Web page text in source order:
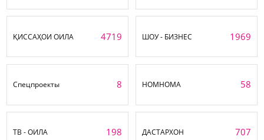
ҚИССАҲОИ ОИЛА 4719 ШОУ - БИЗНЕС 1969
Спецпроекты 8 НОМНОМА 58
ТВ - ОИЛА 198 ДАСТАРХОН 707